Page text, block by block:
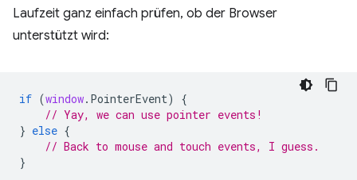
Laufzeit ganz einfach prüfen, ob der Browser
unterstützt wird:
if (window. PointerEvent)
{
// Yay, we can use pointer events!
} else {
// Back to mouse and touch events, I guess.
}